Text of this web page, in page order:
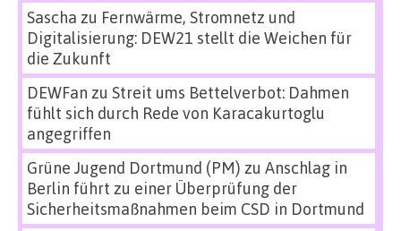
Sascha zu Fernwärme, Stromnetz und
Digitalisierung: DEW21 stellt die Weichen für
die Zukunft
DEWFan zu Streit ums Bettelverbot: Dahmen
fühlt sich durch Rede von Karacakurtoglu
angegriffen
Grüne Jugend Dortmund (PM) zu Anschlag in
Berlin führt zu einer Überprüfung der
Sicherheitsmaßnahmen beim CSD in Dortmund